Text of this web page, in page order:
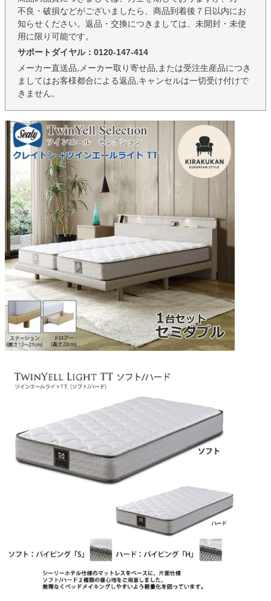
不良・破損などがございましたら、商品到着後７日以内にお
知らせください。返品・交換につきましては、未開封・未使
用に限り可能です。
サポートダイヤル：0120-147-414
メーカー直送品,メーカー取り寄せ品,または受注生産品につき
ましてはお客様都合による返品,キャンセルは一切受け付けで
きません。